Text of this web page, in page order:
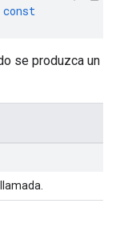
const
se produzca un